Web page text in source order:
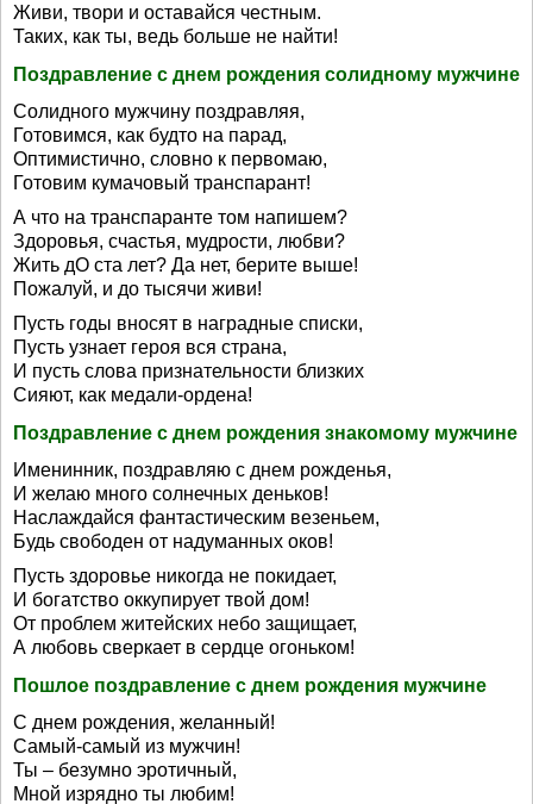
Живи, твори и оставайся честным.
Таких, как ты, ведь больше не найти!
Поздравление с днем рождения солидному мужчине
Солидного мужчину поздравляя,
Готовимся, как будто на парад,
Оптимистично, словно к первомаю,
Готовим кумачовый транспарант!
А что на транспаранте том напишем?
Здоровья, счастья, мудрости, любви?
Жить дО ста лет? Да нет, берите выше!
Пожалуй, и до тысячи живи!
Пусть годы вносят в наградные списки,
Пусть узнает героя вся страна,
И пусть слова признательности близких
Сияют, как медали-ордена!
Поздравление с днем рождения знакомому мужчине
Именинник, поздравляю с днем рожденья,
И желаю много солнечных деньков!
Наслаждайся фантастическим везеньем,
Будь свободен от надуманных оков!
Пусть здоровье никогда не покидает,
И богатство оккупирует твой дом!
От проблем житейских небо защищает,
А любовь сверкает в сердце огоньком!
Пошлое поздравление с днем рождения мужчине
С днем рождения, желанный!
Самый-самый из мужчин!
Ты – безумно эротичный,
Мной изрядно ты любим!